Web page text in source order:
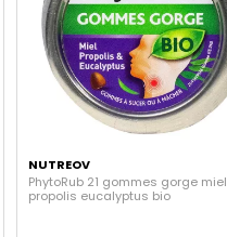
NUTREOV
PhytoRub 21 gommes gorge miel
propolis eucalyptus bio